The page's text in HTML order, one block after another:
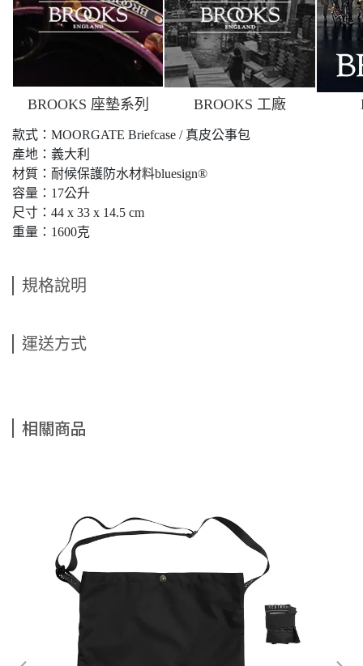
BROOKS 座墊系列 BROOKS 工廠
款式：MOORGATE Briefcase / 真皮公事包
產地：義大利
材質：耐候保護防水材料bluesign®
容量：17公升
尺寸：44 x 33 x 14.5 cm
重量：1600克
規格說明
運送方式
相關商品